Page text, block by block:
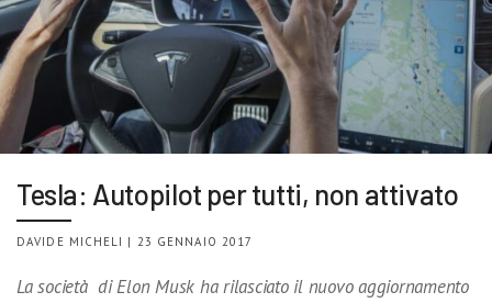
Tesla: Autopilot per tutti, non attivato
DAVIDE MICHELI | 23 GENNAIO 2017
La società di Elon Musk ha rilasciato il nuovo aggiornamento